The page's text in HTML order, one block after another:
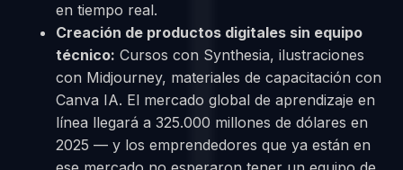
en tiempo real.
Creación de productos digitales sin equipo
técnico: Cursos con Synthesia, ilustraciones
con Midjourney, materiales de capacitación con
Canva IA. El mercado global de aprendizaje en
línea llegará a 325.000 millones de dólares en
2025 — y los emprendedores que ya están en